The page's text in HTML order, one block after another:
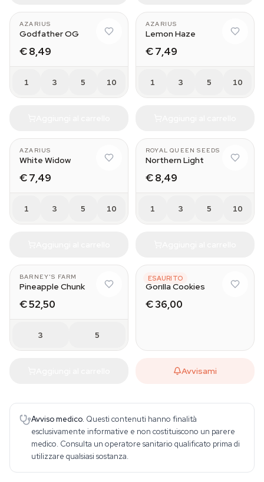
AZARIUS
Godfather OG
€ 8,49
1 3 5 10
AZARIUS
Lemon Haze
€ 7,49
1 3 5 10
AZARIUS
White Widow
€ 7,49
1 3 5 10
ROYAL QUEEN SEEDS
Northern Light
€ 8,49
1 3 5 10
BARNEY'S FARM
Pineapple Chunk
€ 52,50
3 5
ESAURITO
FAST BUDS
Gorilla Cookies
€ 36,00
Avvisami
Avviso medico. Questi contenuti hanno finalità
esclusivamente informative e non costituiscono un parere
medico. Consulta un operatore sanitario qualificato prima di
utilizzare qualsiasi sostanza.